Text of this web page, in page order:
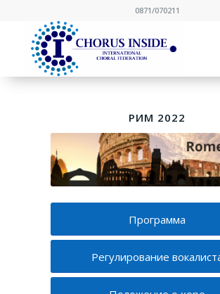
0871/070211
РИМ 2022
Программа
Регулирование